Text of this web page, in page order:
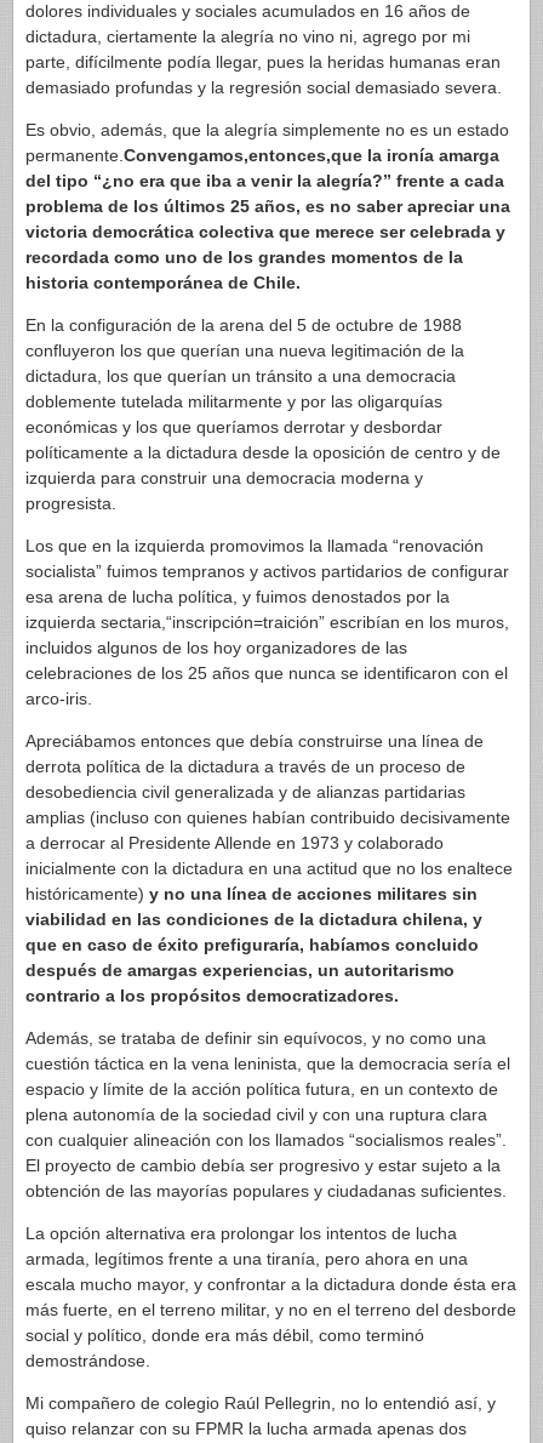
dolores individuales y sociales acumulados en 16 años de
dictadura, ciertamente la alegría no vino ni, agrego por mi
parte, difícilmente podía llegar, pues la heridas humanas eran
demasiado profundas y la regresión social demasiado severa.
Es obvio, además, que la alegría simplemente no es un estado
permanente. Convengamos,entonces,que la ironía amarga
del tipo “¿no era que iba a venir la alegría?” frente a cada
problema de los últimos 25 años, es no saber apreciar una
victoria democrática colectiva que merece ser celebrada y
recordada como uno de los grandes momentos de la
historia contemporánea de Chile.
En la configuración de la arena del 5 de octubre de 1988
confluyeron los que querían una nueva legitimación de la
dictadura, los que querían un tránsito a una democracia
doblemente tutelada militarmente y por las oligarquías
económicas y los que queríamos derrotar y desbordar
políticamente a la dictadura desde la oposición de centro y de
izquierda para construir una democracia moderna y
progresista.
Los que en la izquierda promovimos la llamada “renovación
socialista” fuimos tempranos y activos partidarios de configurar
esa arena de lucha política, y fuimos denostados por la
izquierda sectaria,“inscripción=traición” escribían en los muros,
incluidos algunos de los hoy organizadores de las
celebraciones de los 25 años que nunca se identificaron con el
arco-iris.
Apreciábamos entonces que debía construirse una línea de
derrota política de la dictadura a través de un proceso de
desobediencia civil generalizada y de alianzas partidarias
amplias (incluso con quienes habían contribuido decisivamente
a derrocar al Presidente Allende en 1973 y colaborado
inicialmente con la dictadura en una actitud que no los enaltece
históricamente) y no una línea de acciones militares sin
viabilidad en las condiciones de la dictadura chilena, y
que en caso de éxito prefiguraría, habíamos concluido
después de amargas experiencias, un autoritarismo
contrario a los propósitos democratizadores.
Además, se trataba de definir sin equívocos, y no como una
cuestión táctica en la vena leninista, que la democracia sería el
espacio y límite de la acción política futura, en un contexto de
plena autonomía de la sociedad civil y con una ruptura clara
con cualquier alineación con los llamados “socialismos reales”.
El proyecto de cambio debía ser progresivo y estar sujeto a la
obtención de las mayorías populares y ciudadanas suficientes.
La opción alternativa era prolongar los intentos de lucha
armada, legítimos frente a una tiranía, pero ahora en una
escala mucho mayor, y confrontar a la dictadura donde ésta era
más fuerte, en el terreno militar, y no en el terreno del desborde
social y político, donde era más débil, como terminó
demostrándose.
Mi compañero de colegio Raúl Pellegrin, no lo entendió así, y
quiso relanzar con su FPMR la lucha armada apenas dos